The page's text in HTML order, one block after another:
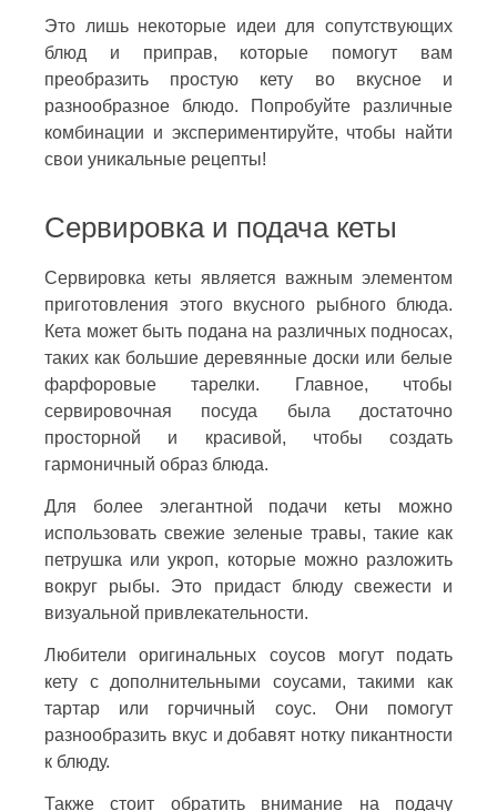
Это лишь некоторые идеи для сопутствующих
блюд и приправ, которые помогут вам
преобразить простую кету во вкусное и
разнообразное блюдо. Попробуйте различные
комбинации и экспериментируйте, чтобы найти
свои уникальные рецепты!
Сервировка и подача кеты
Сервировка кеты является важным элементом
приготовления этого вкусного рыбного блюда.
Кета может быть подана на различных подносах,
таких как большие деревянные доски или белые
фарфоровые тарелки. Главное, чтобы
сервировочная посуда была достаточно
просторной и красивой, чтобы создать
гармоничный образ блюда.
Для более элегантной подачи кеты можно
использовать свежие зеленые травы, такие как
петрушка или укроп, которые можно разложить
вокруг рыбы. Это придаст блюду свежести и
визуальной привлекательности.
Любители оригинальных соусов могут подать
кету с дополнительными соусами, такими как
тартар или горчичный соус. Они помогут
разнообразить вкус и добавят нотку пикантности
к блюду.
Также стоит обратить внимание на подачу